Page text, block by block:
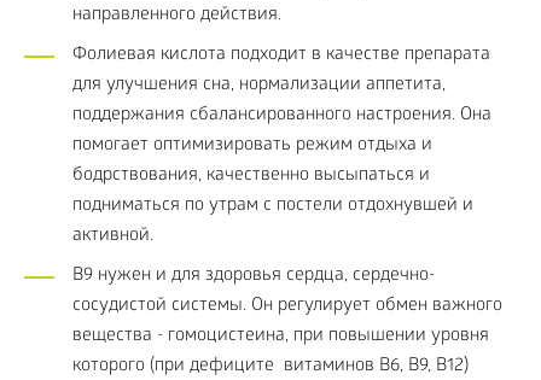
направленного действия.
Фолиевая кислота подходит в качестве препарата
для улучшения сна, нормализации аппетита,
поддержания сбалансированного настроения. Она
помогает оптимизировать режим отдыха и
бодрствования, качественно высыпаться и
подниматься по утрам с постели отдохнувшей и
активной.
B9 нужен и для здоровья сердца, сердечно-
сосудистой системы. Он регулирует обмен важного
вещества - гомоцистеина, при повышении уровня
которого (при дефиците витаминов В6, В9, В12)